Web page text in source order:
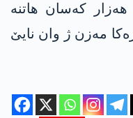
و ھەتا نھا دۆرا 9 ھەزار کەسان ھاتنە
مەزن ژ وان نایێ